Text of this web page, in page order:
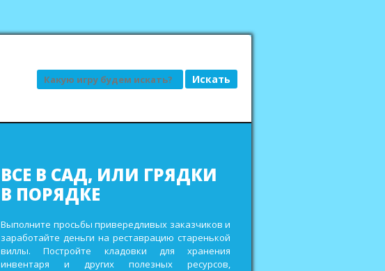
Поиск
ВСЕ В САД, ИЛИ ГРЯДКИ
В ПОРЯДКЕ
Выполните просьбы привередливых заказчиков и
заработайте деньги на реставрацию старенькой
виллы. Постройте кладовки для хранения
инвентаря и других полезных ресурсов,